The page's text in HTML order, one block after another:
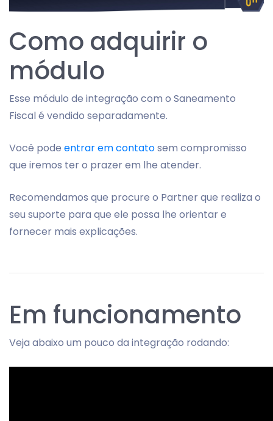
Como adquirir o
módulo
Esse módulo de integração com o Saneamento
Fiscal é vendido separadamente.
Você pode entrar em contatosem compromisso
que iremos ter o prazer em lhe atender.
Recomendamos que procure o Partner que realiza o
seu suporte para que ele possa lhe orientar e
fornecer mais explicações.
Em funcionamento
Veja abaixo um pouco da integração rodando: